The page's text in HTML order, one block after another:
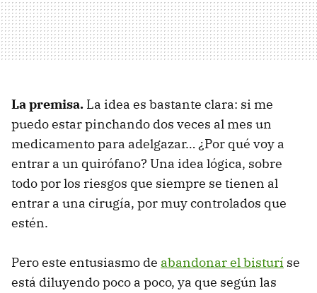
La premisa. La idea es bastante clara: si me
puedo estar pinchando dos veces al mes un
medicamento para adelgazar… ¿Por qué voy a
entrar a un quirófano? Una idea lógica, sobre
todo por los riesgos que siempre se tienen al
entrar a una cirugía, por muy controlados que
estén.
Pero este entusiasmo de abandonar el bisturí se
está diluyendo poco a poco, ya que según las